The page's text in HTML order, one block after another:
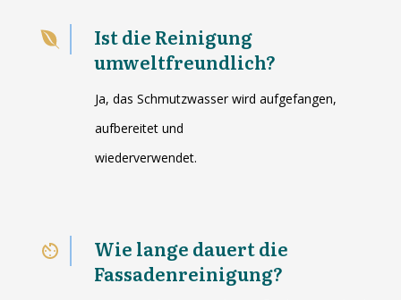
Ist die Reinigung
umweltfreundlich?
Ja, das Schmutzwasser wird aufgefangen,
aufbereitet und
wiederverwendet.
Wie lange dauert die
Fassadenreinigung?